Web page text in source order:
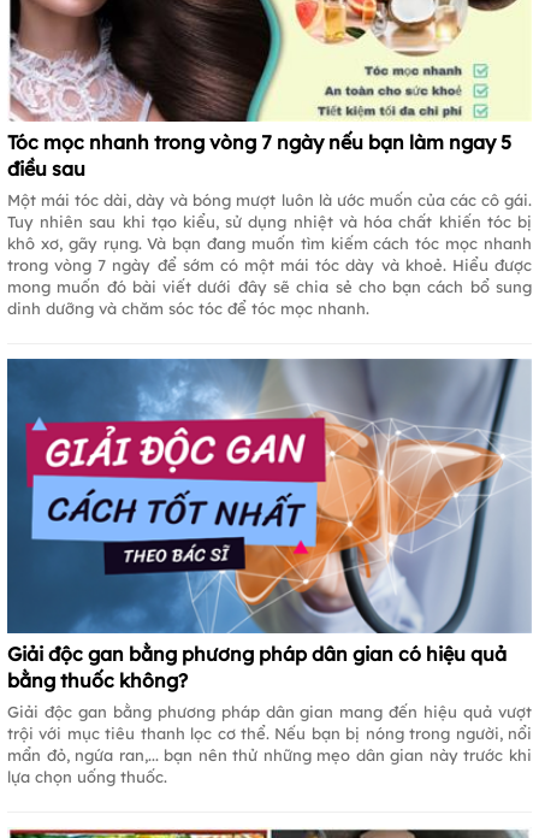
Tóc mọc nhanh trong vòng 7 ngày nếu bạn làm ngay 5
điều sau
Một mái tóc dài, dày và bóng mượt luôn là ước muốn của các cô gái.
Tuy nhiên sau khi tạo kiểu, sử dụng nhiệt và hóa chất khiến tóc bị
khô xơ, gãy rụng. Và bạn đang muốn tìm kiếm cách tóc mọc nhanh
trong vòng 7 ngày để sớm có một mái tóc dày và khoẻ. Hiểu được
mong muốn đó bài viết dưới đây sẽ chia sẻ cho bạn cách bổ sung
dinh dưỡng và chăm sóc tóc để tóc mọc nhanh.
Giải độc gan bằng phương pháp dân gian có hiệu quả
bằng thuốc không?
Giải độc gan bằng phương pháp dân gian mang đến hiệu quả vượt
trội với mục tiêu thanh lọc cơ thể. Nếu bạn bị nóng trong người, nổi
mẩn đỏ, ngứa ran,... bạn nên thử những mẹo dân gian này trước khi
lựa chọn uống thuốc.